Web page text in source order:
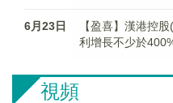
6月23日
【盈喜】漢港控
利增長不少於
視頻